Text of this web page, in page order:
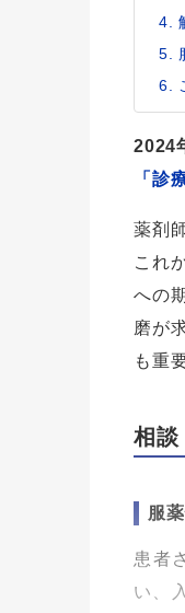
2024
「診
薬剤
これ
への
磨が
も重
相談
服
患者
い、